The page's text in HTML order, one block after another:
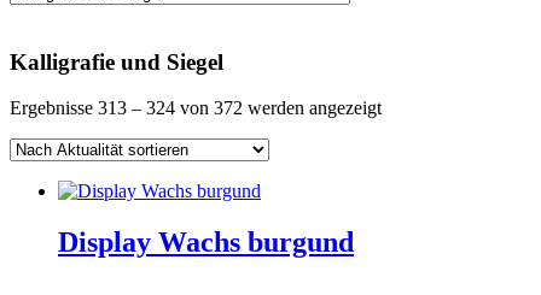
Kalligrafie und Siegel
Ergebnisse 313 – 324 von 372 werden angezeigtNach
Display Wachs burgund